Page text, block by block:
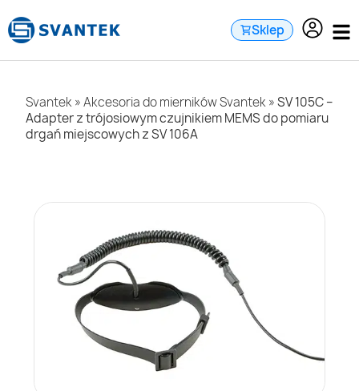
treści
Sklep
Svantek»Akcesoria do mierników Svantek»SV 105C –
Adapter z trójosiowym czujnikiem MEMS do pomiaru
drgań miejscowych z SV 106A